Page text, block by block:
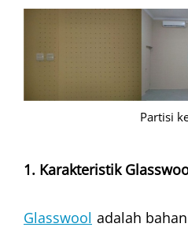
Partisi
1. Karakteristik
Glasswool adalah